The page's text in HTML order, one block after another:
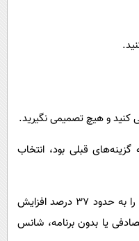
قبلی بود، انتخاب
این روش احتمال انتخاب بهترین گزینه را به حدود ۳۷ درصد افزایش
یا بدون برنامه، شانس